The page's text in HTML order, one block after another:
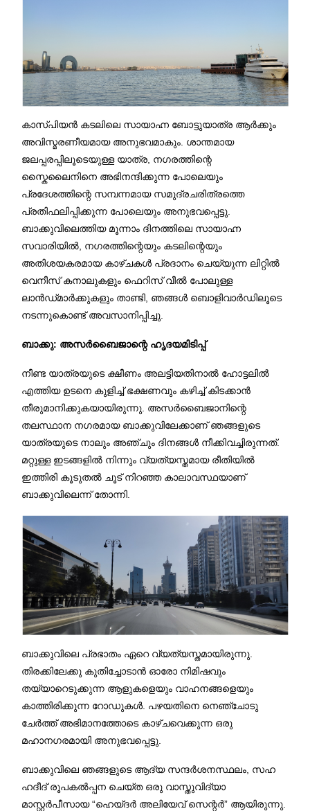
കാസ്പിയൻ കടലിലെ സായാഹ്ന ബോട്ടുയാത്ര ആർക്കും
അവിസ്മരണീയമായ അനുഭവമാകും. ശാന്തമായ
ജലപ്പരപ്പിലൂടെയുള്ള യാത്ര, നഗരത്തിന്റെ
സ്കൈലൈനിനെ അഭിനന്ദിക്കുന്ന പോലെയും
പ്രദേശത്തിന്റെ സമ്പന്നമായ സമുദ്രചരിത്രത്തെ
പ്രതിഫലിപ്പിക്കുന്ന പോലെയും അനുഭവപ്പെട്ടു.
ബാക്കുവിലെത്തിയ മൂന്നാം ദിനത്തിലെ സായാഹ്ന
സവാരിയിൽ, നഗരത്തിന്റെയും കടലിന്റെയും
അതിശയകരമായ കാഴ്ചകൾ പ്രദാനം ചെയ്യുന്ന ലിറ്റിൽ
വെനീസ് കനാലുകളും ഫെറിസ് വീൽ പോലുള്ള
ലാൻഡ്‌മാർക്കുകളും താണ്ടി, ഞങ്ങൾ ബൊളിവാർഡിലൂടെ
നടന്നുകൊണ്ട് അവസാനിപ്പിച്ചു.
ബാക്കു: അസർബൈജാന്റെ ഹൃദയമിടിപ്പ്
നീണ്ട യാത്രയുടെ ക്ഷീണം അലട്ടിയതിനാൽ ഹോട്ടലിൽ
എത്തിയ ഉടനെ കുളിച്ച് ഭക്ഷണവും കഴിച്ച് കിടക്കാൻ
തീരുമാനിക്കുകയായിരുന്നു. അസർബൈജാനിന്റെ
തലസ്ഥാന നഗരമായ ബാക്കുവിലേക്കാണ് ഞങ്ങളുടെ
യാത്രയുടെ നാലും അഞ്ചും ദിനങ്ങൾ നീക്കിവച്ചിരുന്നത്.
മറ്റുള്ള ഇടങ്ങളിൽ നിന്നും വ്യത്യസ്തമായ രീതിയിൽ
ഇത്തിരി കൂടുതൽ ചൂട് നിറഞ്ഞ കാലാവസ്ഥയാണ്
ബാക്കുവിലെന്ന് തോന്നി.
ബാക്കുവിലെ പ്രഭാതം ഏറെ വ്യത്യസ്തമായിരുന്നു.
തിരക്കിലേക്കു കുതിച്ചോടാൻ ഓരോ നിമിഷവും
തയ്യാറെടുക്കുന്ന ആളുകളെയും വാഹനങ്ങളെയും
കാത്തിരിക്കുന്ന റോഡുകൾ. പഴയതിനെ നെഞ്ചോടു
ചേർത്ത് അഭിമാനത്തോടെ കാഴ്ചവെക്കുന്ന ഒരു
മഹാനഗരമായി അനുഭവപ്പെട്ടു.
ബാക്കുവിലെ ഞങ്ങളുടെ ആദ്യ സന്ദർശനസ്ഥലം, സഹ
ഹദീദ് രൂപകൽപ്പന ചെയ്ത ഒരു വാസ്തുവിദ്യാ
മാസ്റ്റർപീസായ “ഹെയ്‌ദർ അലിയേവ് സെന്റർ” ആയിരുന്നു.